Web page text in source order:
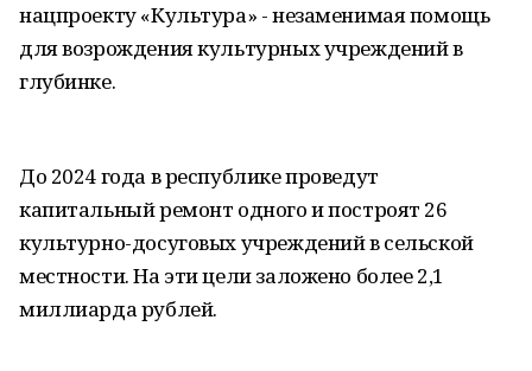
нацпроекту «Культура» - незаменимая помощь
для возрождения культурных учреждений в
глубинке.
До 2024 года в республике проведут
капитальный ремонт одного и построят 26
культурно-досуговых учреждений в сельской
местности. На эти цели заложено более 2,1
миллиарда рублей.